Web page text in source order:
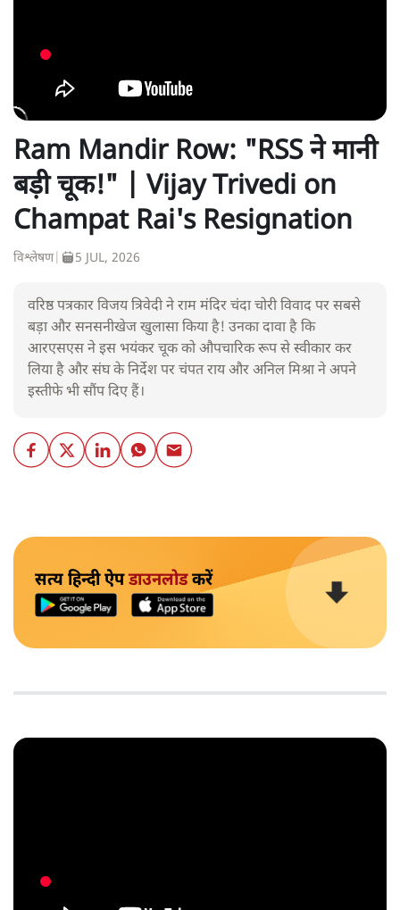
Ram Mandir Row: "RSS ने मानी
बड़ी चूक!" | Vijay Trivedi on
Champat Rai's Resignation
विश्लेषण| 5 JUL, 2026
वरिष्ठ पत्रकार विजय त्रिवेदी ने राम मंदिर चंदा चोरी विवाद पर सबसे
बड़ा और सनसनीखेज खुलासा किया है! उनका दावा है कि
आरएसएस ने इस भयंकर चूक को औपचारिक रूप से स्वीकार कर
लिया है और संघ के निर्देश पर चंपत राय और अनिल मिश्रा ने अपने
इस्तीफे भी सौंप दिए हैं।
सत्य हिन्दी ऐपडाउनलोडकरें